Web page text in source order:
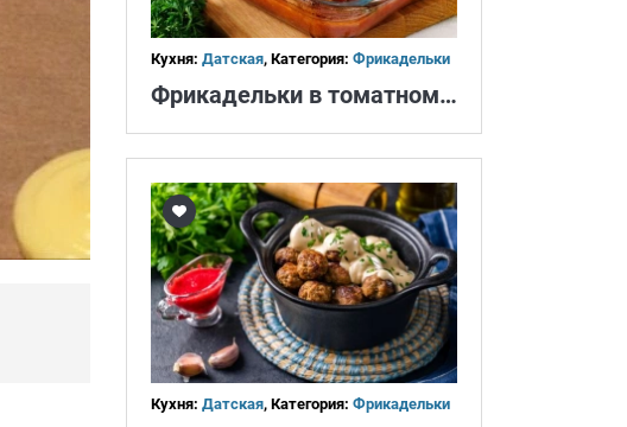
Кухня: Датская, Категория: Фрикадельки
Фрикадельки в томатном соусе
Кухня: Датская, Категория: Фрикадельки